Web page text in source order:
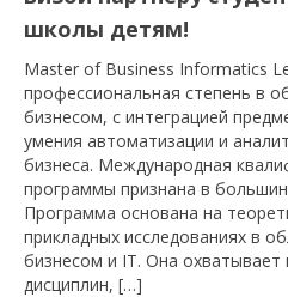
школы детям!
Master of Business Informatics
профессиональная степень в
бизнесом, с интеграцией
умения автоматизации и
бизнеса. Международная
программы признана в
Программа основана на
прикладных исследованиях в
бизнесом и IT. Она охватывает
дисциплин, […]